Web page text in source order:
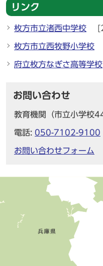
リンク
枚方市立渚西中学校
枚方市立西牧野小学校
府立枚方なぎさ高等学校
お問い合わせ
教育機関（市立小学校
電話: 050-7102-9100
お問い合わせフォーム